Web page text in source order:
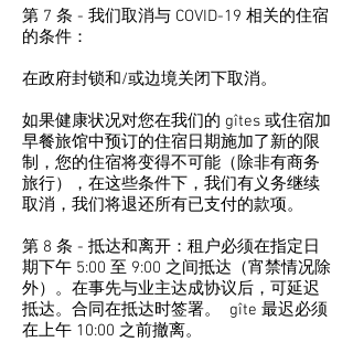
第 7 条 - 我们取消与 COVID-19 相关的住宿
的条件： ​
​在政府封锁和/或边境关闭下取消。
​如果健康状况对您在我们的 gîtes 或住宿加
早餐旅馆中预订的住宿日期施加了新的限
制，您的住宿将变得不可能（除非有商务
旅行），在这些条件下，我们有义务继续
取消，我们将退还所有已支付的款项。 ​
第 8 条 - 抵达和离开：租户必须在指定日
期下午 5:00 至 9:00 之间抵达（宵禁情况除
外）。在事先与业主达成协议后，可延迟
抵达。合同在抵达时签署。 gîte 最迟必须
在上午 10:00 之前撤离。